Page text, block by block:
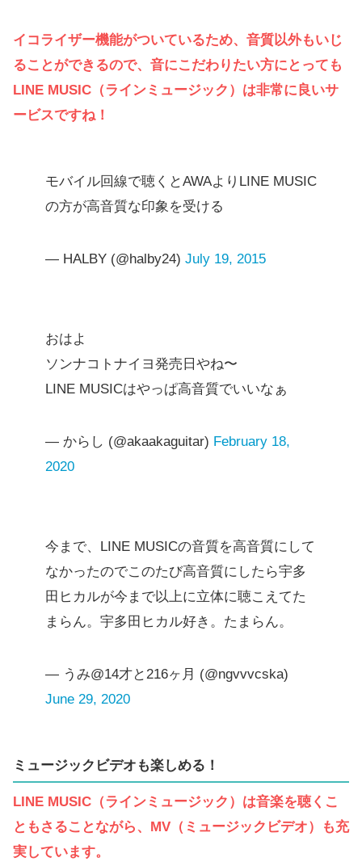
イコライザー機能がついているため、音質以外もいじ
ることができるので、音にこだわりたい方にとっても
LINE MUSIC（ラインミュージック）は非常に良いサ
ービスですね！
モバイル回線で聴くとAWAよりLINE MUSIC
の方が高音質な印象を受ける
— HALBY (@halby24) July 19, 2015
おはよ
ソンナコトナイヨ発売日やね〜
LINE MUSICはやっぱ高音質でいいなぁ
— からし (@akaakaguitar) February 18,
2020
今まで、LINE MUSICの音質を高音質にして
なかったのでこのたび高音質にしたら宇多
田ヒカルが今まで以上に立体に聴こえてた
まらん。宇多田ヒカル好き。たまらん。
— うみ@14才と216ヶ月 (@ngvvvcska)
June 29, 2020
ミュージックビデオも楽しめる！
LINE MUSIC（ラインミュージック）は音楽を聴くこ
ともさることながら、MV（ミュージックビデオ）も充
実しています。